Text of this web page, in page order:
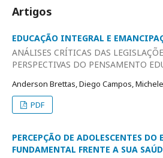
Artigos
EDUCAÇÃO INTEGRAL E
ANÁLISES CRÍTICAS DAS
PERSPECTIVAS DO PENSAMENTO
Anderson Brettas, Diego Campos,
PDF
PERCEPÇÃO DE ADOLESCENTES DO
FUNDAMENTAL FRENTE A SUA